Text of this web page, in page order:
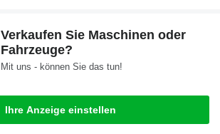
Verkaufen Sie Maschinen oder
Fahrzeuge?
Mit uns - können Sie das tun!
Ihre Anzeige einstellen